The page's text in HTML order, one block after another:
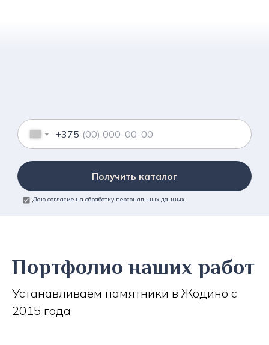
+375
Получить каталог
Даю согласие на обработку персональных данных
Портфолио наших работ
Устанавливаем памятники в Жодино с
2015 года